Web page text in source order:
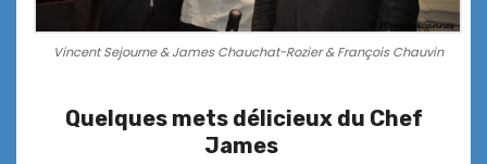
Vincent Sejourne & James Chauchat-Rozier & François Chauvin
Quelques mets délicieux du Chef
James